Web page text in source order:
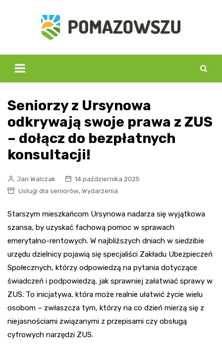
Seniorzy z Ursynowa
odkrywają swoje prawa z ZUS
– dołącz do bezpłatnych
konsultacji!
Jan Walczak
14 października 2025
Usługi dla seniorów, Wydarzenia
Starszym mieszkańcom Ursynowa nadarza się wyjątkowa
szansa, by uzyskać fachową pomoc w sprawach
emerytalno-rentowych. W najbliższych dniach w siedzibie
urzędu dzielnicy pojawią się specjaliści Zakładu Ubezpieczeń
Społecznych, którzy odpowiedzą na pytania dotyczące
świadczeń i podpowiedzą, jak sprawniej załatwiać sprawy w
ZUS. To inicjatywa, która może realnie ułatwić życie wielu
osobom – zwłaszcza tym, którzy na co dzień mierzą się z
niejasnościami związanymi z przepisami czy obsługą
cyfrowych narzędzi ZUS.